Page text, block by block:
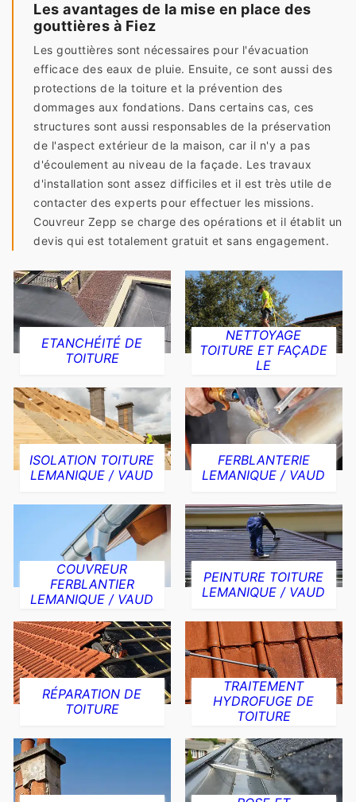
Les avantages de la mise en place des
gouttières à Fiez
Les gouttières sont nécessaires pour l'évacuation
efficace des eaux de pluie. Ensuite, ce sont aussi des
protections de la toiture et la prévention des
dommages aux fondations. Dans certains cas, ces
structures sont aussi responsables de la préservation
de l'aspect extérieur de la maison, car il n'y a pas
d'écoulement au niveau de la façade. Les travaux
d'installation sont assez difficiles et il est très utile de
contacter des experts pour effectuer les missions.
Couvreur Zepp se charge des opérations et il établit un
devis qui est totalement gratuit et sans engagement.
ETANCHÉITÉ DE
TOITURE
NETTOYAGE
TOITURE ET FAÇADE
LE
ISOLATION TOITURE
LEMANIQUE / VAUD
FERBLANTERIE
LEMANIQUE / VAUD
COUVREUR
FERBLANTIER
LEMANIQUE / VAUD
PEINTURE TOITURE
LEMANIQUE / VAUD
RÉPARATION DE
TOITURE
TRAITEMENT
HYDROFUGE DE
TOITURE